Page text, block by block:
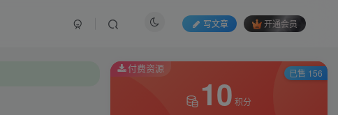
写文章 开通会员
付费资源
10 积分
已售 156